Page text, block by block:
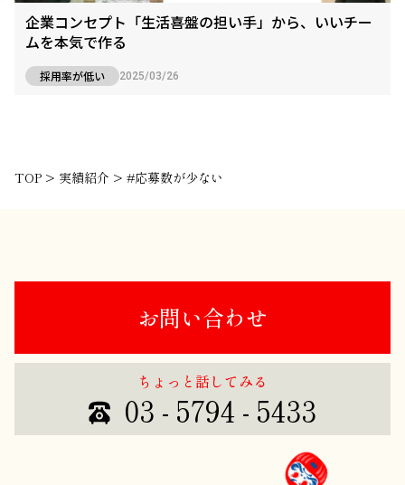
企業コンセプト「生活喜盤の担い手」から、いいチー
ムを本気で作る
採用率が低い 2025/03/26
TOP > 実績紹介 > #応募数が少ない
お問い合わせ
ちょっと話してみる
03 - 5794 - 5433